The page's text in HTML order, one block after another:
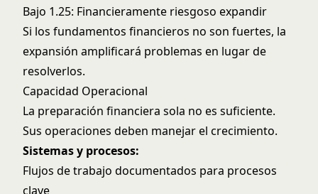
Bajo 1.25: Financieramente riesgoso expandir
Si los fundamentos financieros no son fuertes, la
expansión amplificará problemas en lugar de
resolverlos.
Capacidad Operacional
La preparación financiera sola no es suficiente.
Sus operaciones deben manejar el crecimiento.
Sistemas y procesos:
Flujos de trabajo documentados para procesos
clave